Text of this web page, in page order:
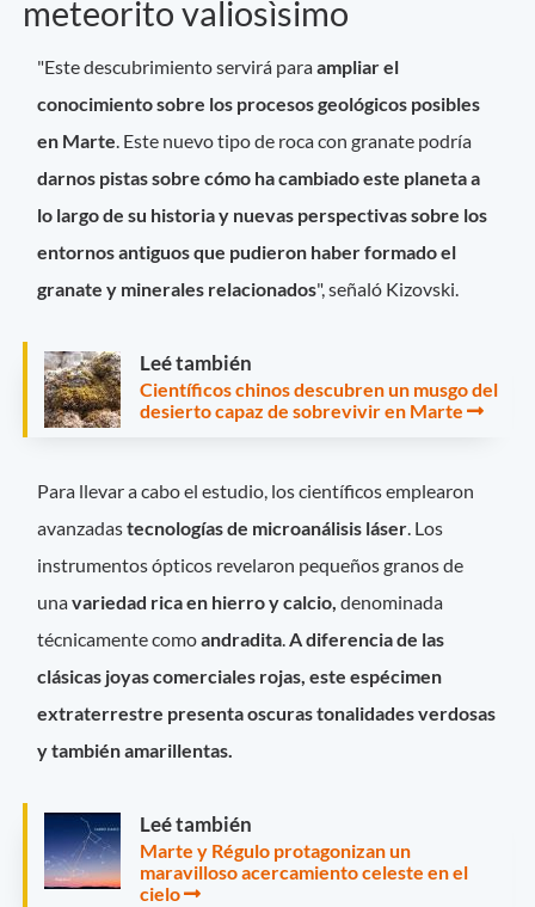
meteorito valiosìsimo
"Este descubrimiento servirá paraampliar el
conocimiento sobre los procesos geológicos posibles
en Marte . Este nuevo tipo de roca con granate podría
darnos pistas sobre cómo ha cambiado este planeta a
lo largo de su historia y nuevas perspectivas sobre los
entornos antiguos que pudieron haber formado el
granate y minerales relacionados", señaló Kizovski.
Leé también
Científicos chinos descubren un musgo del
desierto capaz de sobrevivir en Marte
Para llevar a cabo el estudio, los científicos emplearon
avanzadastecnologías de microanálisis láser. Los
instrumentos ópticos revelaron pequeños granos de
unavariedad rica en hierro y calcio,denominada
técnicamente comoandradita.A diferencia de las
clásicas joyas comerciales rojas, este espécimen
extraterrestre presenta oscuras tonalidades verdosas
y también amarillentas.
Leé también
Marte y Régulo protagonizan un
maravilloso acercamiento celeste en el
cielo